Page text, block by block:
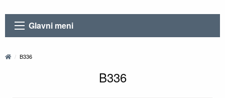
Glavni meni
B336
B336